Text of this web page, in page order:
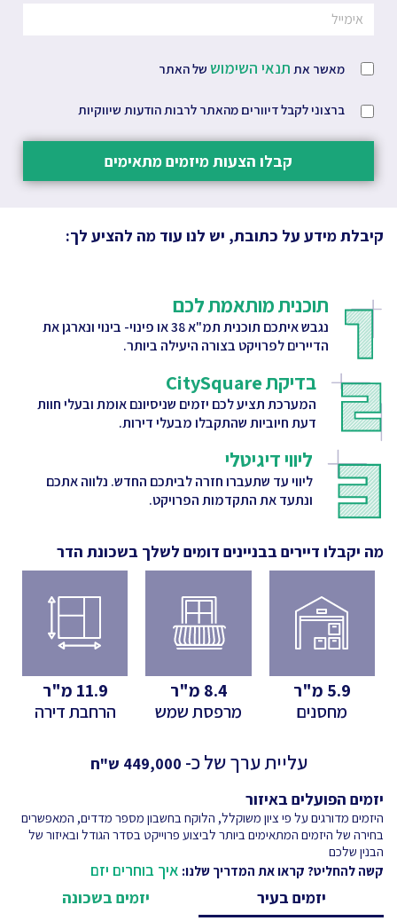
מאשר את תנאי השימוש של האתר
ברצוני לקבל דיוורים מהאתר לרבות הודעות שיווקיות
קבלו הצעות מיזמים מתאימים
קיבלת מידע על כתובת, יש לנו עוד מה להציע לך:
תוכנית מותאמת לכם
נגבש איתכם תוכנית תמ"א 38 או פינוי- בינוי ונארגן את
הדיירים לפרויקט בצורה היעילה ביותר.
בדיקת CitySquare
המערכת תציע לכם יזמים שניסיונם אומת ובעלי חוות
דעת חיוביות שהתקבלו מבעלי דירות.
ליווי דיגיטלי
ליווי עד שתעברו חזרה לביתכם החדש. נלווה אתכם
ונתעד את התקדמות הפרויקט.
מה יקבלו דיירים בבניינים דומים לשלך בשכונת הדר
5.9 מ"ר
מחסנים
8.4 מ"ר
מרפסת שמש
11.9 מ"ר
הרחבת דירה
עליית ערך של כ-
ש"ח
יזמים הפועלים באיזור
היזמים מדורגים על פי ציון משוקלל, הלוקח בחשבון מספר מדדים, המאפשרים
בחירה של היזמים המתאימים ביותר לביצוע פרוייקט בסדר הגודל ובאיזור של
הבנין שלכם
קשה להחליט? קראו את המדריך שלנו: איך בוחרים יזם
יזמים בעיר
יזמים בשכונה